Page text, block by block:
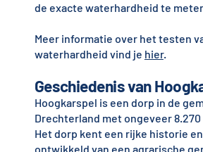
de exacte waterhardheid te
Meer informatie over het testen
waterhardheid vind je hier.
Geschiedenis van
Hoogkarspel is een dorp in de
Drechterland met ongeveer
Het dorp kent een rijke historie
ontwikkeld van een agrarische